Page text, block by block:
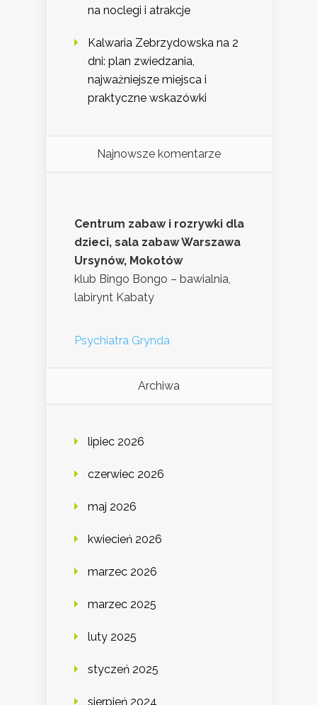
na noclegi i atrakcje
Kalwaria Zebrzydowska na 2
dni: plan zwiedzania,
najważniejsze miejsca i
praktyczne wskazówki
Najnowsze komentarze
Centrum zabaw i rozrywki dla
dzieci, sala zabaw Warszawa
Ursynów, Mokotów
klub Bingo Bongo – bawialnia,
labirynt Kabaty
Psychiatra Grynda
Archiwa
lipiec 2026
czerwiec 2026
maj 2026
kwiecień 2026
marzec 2026
marzec 2025
luty 2025
styczeń 2025
sierpień 2024